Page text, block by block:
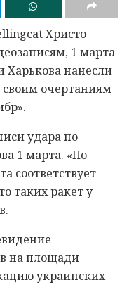
Христо
1 марта
Харькова нанесли
своим очертаниям
удара по
1 марта. «По
соответствует
таких ракет у
на площади
украинских